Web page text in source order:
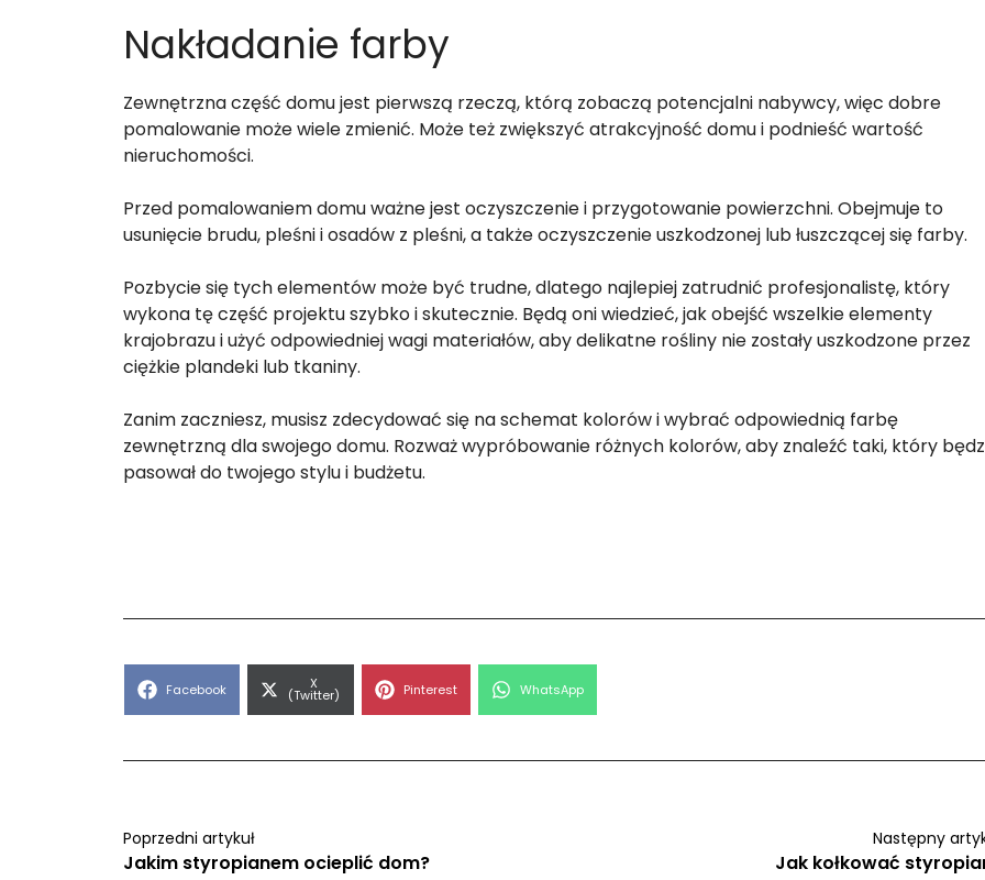
Nakładanie farby
Zewnętrzna część domu jest pierwszą rzeczą, którą zobaczą potencjalni nabywcy, więc dobre
pomalowanie może wiele zmienić. Może też zwiększyć atrakcyjność domu i podnieść wartość
nieruchomości.
Przed pomalowaniem domu ważne jest oczyszczenie i przygotowanie powierzchni. Obejmuje to
usunięcie brudu, pleśni i osadów z pleśni, a także oczyszczenie uszkodzonej lub łuszczącej się farby.
Pozbycie się tych elementów może być trudne, dlatego najlepiej zatrudnić profesjonalistę, który
wykona tę część projektu szybko i skutecznie. Będą oni wiedzieć, jak obejść wszelkie elementy
krajobrazu i użyć odpowiedniej wagi materiałów, aby delikatne rośliny nie zostały uszkodzone przez
ciężkie plandeki lub tkaniny.
Zanim zaczniesz, musisz zdecydować się na schemat kolorów i wybrać odpowiednią farbę
zewnętrzną dla swojego domu. Rozważ wypróbowanie różnych kolorów, aby znaleźć taki, który
pasował do twojego stylu i budżetu.
Share
Facebook Share
on
X
(Twitter) Share
Pinterest Share
WhatsApp
Poprzedni artykuł
Jakim styropianem ocieplić dom?
Następny
Jak kołkować